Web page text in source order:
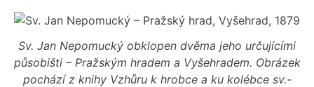
Sv. Jan Nepomucký obklopen dvěma jeho určujícími
působišti – Pražským hradem a Vyšehradem. Obrázek
pochází z knihy Vzhůru k hrobce a ku kolébce sv.-